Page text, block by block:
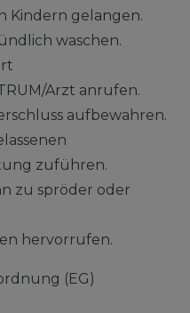
Kindern gelangen.
waschen.
Arzt anrufen.
aufbewahren.
zuführen.
zu spröder oder
hervorrufen.
(EG)